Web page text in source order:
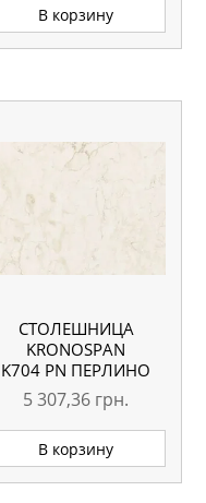
В корзину
СТОЛЕШНИЦА
KRONOSPAN
K704 PN ПЕРЛИНО
САББИА
ВЛАГОСТОЙКАЯ
4100X635X38 ММ
5 307,36 грн.
В корзину